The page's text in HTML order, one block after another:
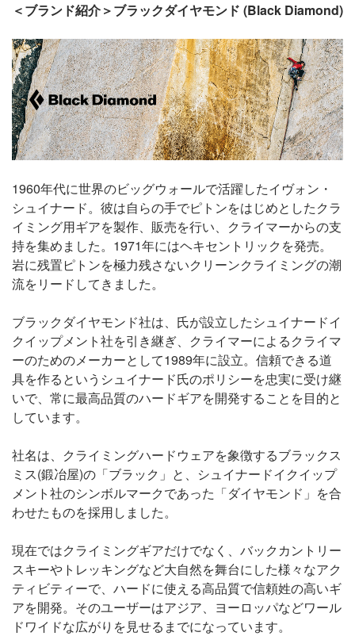
＜ブランド紹介＞ブラックダイヤモンド (Black Diamond)
1960年代に世界のビッグウォールで活躍したイヴォン・
シュイナード。彼は自らの手でピトンをはじめとしたクラ
イミング用ギアを製作、販売を行い、クライマーからの支
持を集めました。1971年にはヘキセントリックを発売。
岩に残置ピトンを極力残さないクリーンクライミングの潮
流をリードしてきました。
ブラックダイヤモンド社は、氏が設立したシュイナードイ
クイップメント社を引き継ぎ、クライマーによるクライマ
ーのためのメーカーとして1989年に設立。信頼できる道
具を作るというシュイナード氏のポリシーを忠実に受け継
いで、常に最高品質のハードギアを開発することを目的と
しています。
社名は、クライミングハードウェアを象徴するブラックス
ミス(鍛冶屋)の「ブラック」と、シュイナードイクイップ
メント社のシンボルマークであった「ダイヤモンド」を合
わせたものを採用しました。
現在ではクライミングギアだけでなく、バックカントリー
スキーやトレッキングなど大自然を舞台にした様々なアク
ティビティーで、ハードに使える高品質で信頼姓の高いギ
アを開発。そのユーザーはアジア、ヨーロッパなどワール
ドワイドな広がりを見せるまでになっています。